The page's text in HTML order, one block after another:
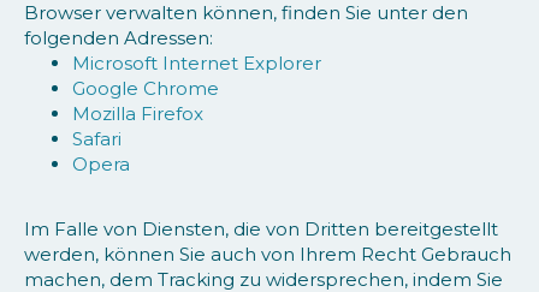
Browser verwalten können, finden Sie unter den
folgenden Adressen:
Microsoft Internet Explorer
Google Chrome
Mozilla Firefox
Safari
Opera
Im Falle von Diensten, die von Dritten bereitgestellt
werden, können Sie auch von Ihrem Recht Gebrauch
machen, dem Tracking zu widersprechen, indem Sie